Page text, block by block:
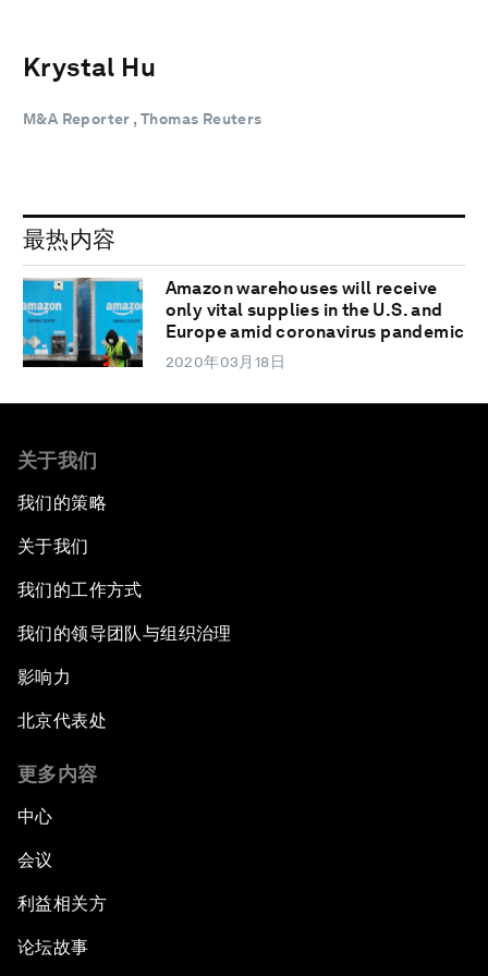
Krystal Hu
M&A Reporter , Thomas Reuters
最热内容
Amazon warehouses will receive
only vital supplies in the U.S. and
Europe amid coronavirus pandemic
2020年03月18日
关于我们
我们的策略
关于我们
我们的工作方式
我们的领导团队与组织治理
影响力
北京代表处
更多内容
中心
会议
利益相关方
论坛故事